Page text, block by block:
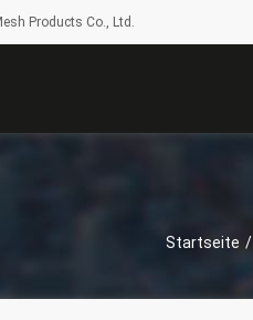
Products Co., Ltd.
Startseite /